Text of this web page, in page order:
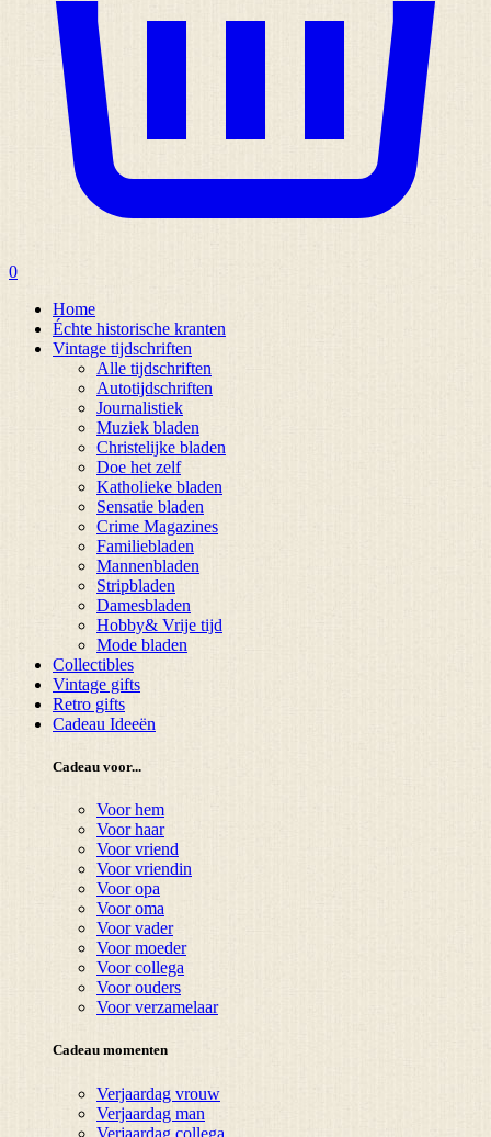
0
Home
Échte historische kranten
Vintage tijdschriften
Alle tijdschriften
Autotijdschriften
Journalistiek
Muziek bladen
Christelijke bladen
Doe het zelf
Katholieke bladen
Sensatie bladen
Crime Magazines
Familiebladen
Mannenbladen
Stripbladen
Damesbladen
Hobby& Vrije tijd
Mode bladen
Collectibles
Vintage gifts
Retro gifts
Cadeau Ideeën
Cadeau voor...
Voor hem
Voor haar
Voor vriend
Voor vriendin
Voor opa
Voor oma
Voor vader
Voor moeder
Voor collega
Voor ouders
Voor verzamelaar
Cadeau momenten
Verjaardag vrouw
Verjaardag man
Verjaardag collega